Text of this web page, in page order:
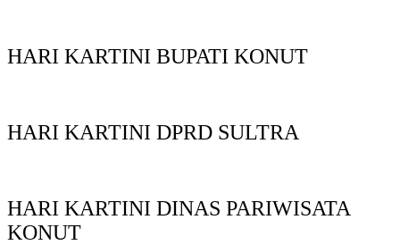
HARI KARTINI BUPATI KONUT
HARI KARTINI DPRD SULTRA
HARI KARTINI DINAS PARIWISATA
KONUT